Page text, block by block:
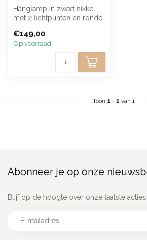
Hanglamp in zwart nikkel
met 2 lichtpunten en ronde
diskvorm. ...
€149,00
Op voorraad
Toon 1 - 1 van 1
Abonneer je op onze
Blijf op de hoogte over onze laatste acties